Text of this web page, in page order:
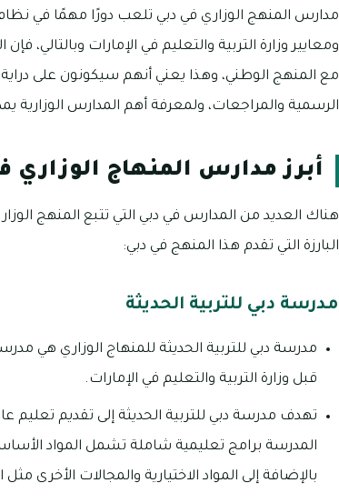
مدارس المنهج الوزاري في دبي تلعب دورًا مهمًا في نظام
ومعايير وزارة التربية والتعليم في الإمارات
مع المنهج الوطني، وهذا يعني أنهم سيكونون على دراية
الرسمية والمراجعات، ولمعرفة أهم المدارس الوزارية
أبرز مدارس المنهاج الوزاري
هناك العديد من المدارس في دبي التي تتبع المنهج
البارزة التي تقدم هذا المنهج في دبي:
مدرسة دبي للتربية الحديثة
مدرسة دبي للتربية الحديثة للمنهاج الوزاري هي
قبل وزارة التربية والتعليم في الإمارات.
تهدف مدرسة دبي للتربية الحديثة إلى تقديم
المدرسة برامج تعليمية شاملة تشمل المواد
بالإضافة إلى المواد الاختيارية والمجالات الأخرى